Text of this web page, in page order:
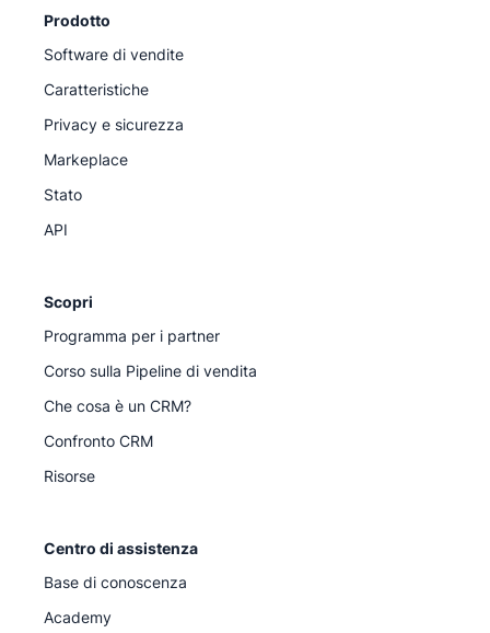
Prodotto
Software di vendite
Caratteristiche
Privacy e sicurezza
Markeplace
Stato
API
Scopri
Programma per i partner
Corso sulla Pipeline di vendita
Che cosa è un CRM?
Confronto CRM
Risorse
Centro di assistenza
Base di conoscenza
Academy